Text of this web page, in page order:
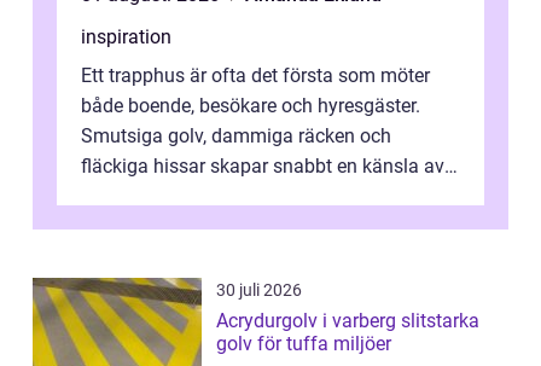
inspiration
Ett trapphus är ofta det första som möter
både boende, besökare och hyresgäster.
Smutsiga golv, dammiga räcken och
fläckiga hissar skapar snabbt en känsla av
omtan...
30 juli 2026
Acrydurgolv i varberg slitstarka
golv för tuffa miljöer